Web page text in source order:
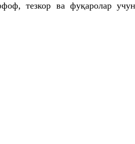
тезкор ва фуқаролар